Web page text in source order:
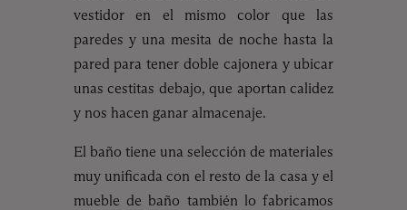
vestidor en el mismo color que las
paredes y una mesita de noche hasta la
pared para tener doble cajonera y ubicar
unas cestitas debajo, que aportan calidez
y nos hacen ganar almacenaje.
El baño tiene una selección de materiales
muy unificada con el resto de la casa y el
mueble de baño también lo fabricamos